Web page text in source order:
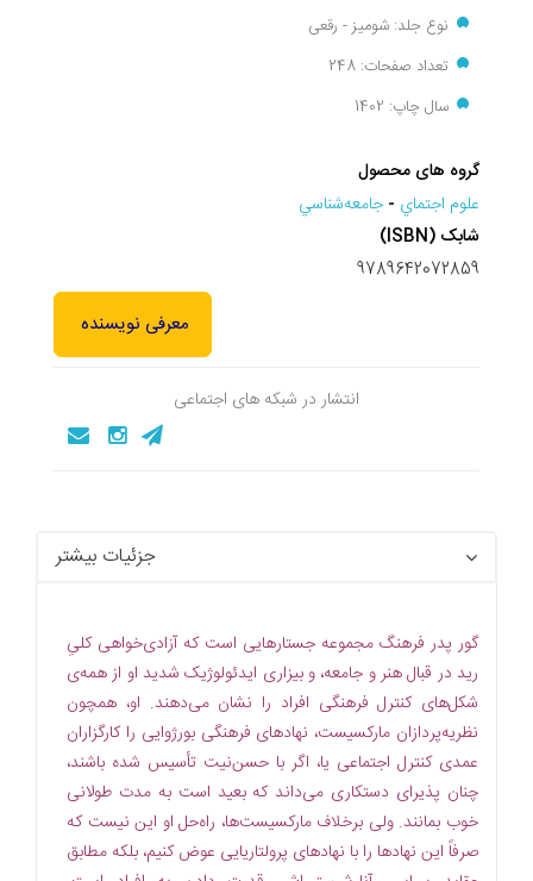
نوع جلد: شومیز - رقعی
تعداد صفحات: 248
سال چاپ: 1402
گروه های محصول
علوم اجتماي - جامعه‌شناسي
شابک (ISBN)
9789642072859
معرفی نویسنده
انتشار در شبکه های اجتماعی
جزئیات بیشتر
گور پدر فرهنگ مجموعه جستارهایى است که آزادى‌خواهى کلىِ
رید در قبال هنر و جامعه، و بیزارى ایدئولوژیک شدید او از همه‌ى
شکل‌هاى کنترل فرهنگى افراد را نشان مى‌دهند. او، همچون
نظریه‌پردازان مارکسیست، نهادهاى فرهنگى بورژوایى را کارگزاران
عمدى کنترل اجتماعى یا، اگر با حسن‌نیت تأسیس شده باشند،
چنان پذیراى دستکارى مى‌داند که بعید است به مدت طولانى
خوب بمانند. ولى برخلاف مارکسیست‌ها، راه‌حل او این نیست که
صرفاً این نهادها را با نهادهاى پرولتاریایى عوض کنیم، بلکه مطابق